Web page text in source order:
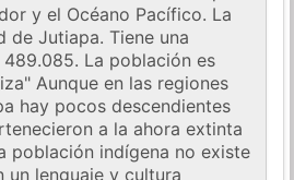
y el Océano Pacífico. La
de Jutiapa. Tiene una
La población es
Aunque en las regiones
hay pocos descendientes
a la ahora extinta
población indígena no existe
un lenguaje y cultura